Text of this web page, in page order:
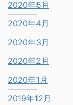
2020年5月
2020年4月
2020年3月
2020年2月
2020年1月
2019年12月